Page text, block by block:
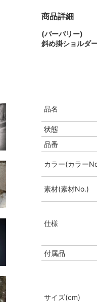
商品詳細
(バーバリー)
斜め掛ショルダ
品名
状態
品番
カラー(カラー
素材(素材No.)
仕様
付属品
サイズ(cm)